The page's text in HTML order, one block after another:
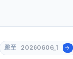
跳至